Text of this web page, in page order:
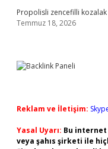
Propolisli zencefilli
Temmuz 18, 2026
Reklam ve İletişim:
Yasal Uyarı: Bu
veya şahıs şirketi ile